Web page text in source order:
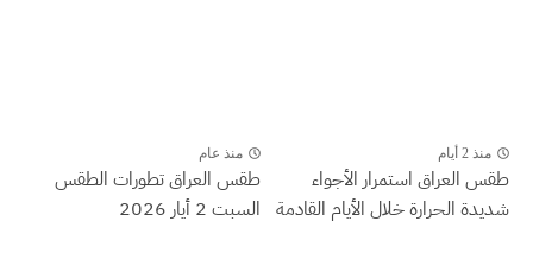
منذ 2 أيام
طقس العراق ‏استمرار الأجواء
شديدة الحرارة خلال الأيام القادمة
منذ عام
طقس العراق تطورات الطقس
السبت 2 أيار 2026